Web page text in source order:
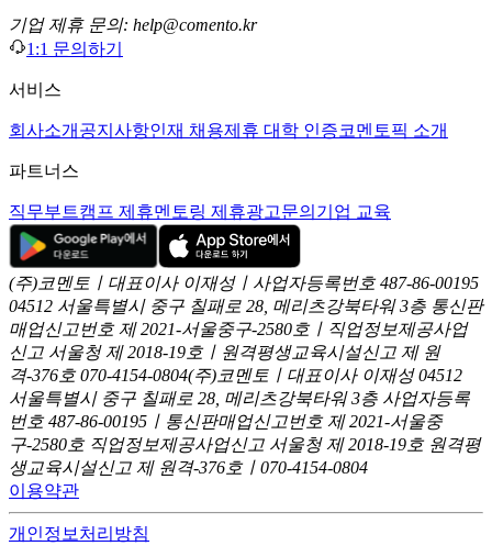
기업 제휴 문의: help@comento.kr
1:1 문의하기
서비스
회사소개 공지사항인재 채용제휴 대학 인증코멘토픽 소개
파트너스
직무부트캠프 제휴멘토링 제휴광고문의 기업 교육
(주)코멘토ㅣ대표이사 이재성ㅣ사업자등록번호 487-86-00195
04512 서울특별시 중구 칠패로 28, 메리츠강북타워 3층 통신판
매업신고번호 제 2021-서울중구-2580호ㅣ직업정보제공사업
신고 서울청 제 2018-19호ㅣ원격평생교육시설신고 제 원
격-376호 070-4154-0804(주)코멘토ㅣ대표이사 이재성 04512
서울특별시 중구 칠패로 28, 메리츠강북타워 3층 사업자등록
번호 487-86-00195ㅣ통신판매업신고번호 제 2021-서울중
구-2580호 직업정보제공사업신고 서울청 제 2018-19호 원격평
생교육시설신고 제 원격-376호ㅣ070-4154-0804
이용약관
개인정보처리방침